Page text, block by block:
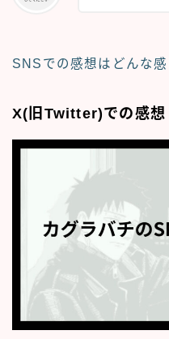
SNSでの感想はどんな
X(旧Twitter)での感想